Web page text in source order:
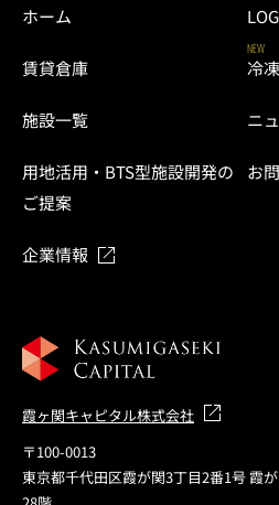
ホーム
賃貸倉庫
NEW
冷
施設一覧 ニ
用地活用・BTS型施設開発の
ご提案
お
企業情報
霞ヶ関キャピタル株式会社
〒100-0013
東京都千代田区霞が関3丁目2番1号 霞